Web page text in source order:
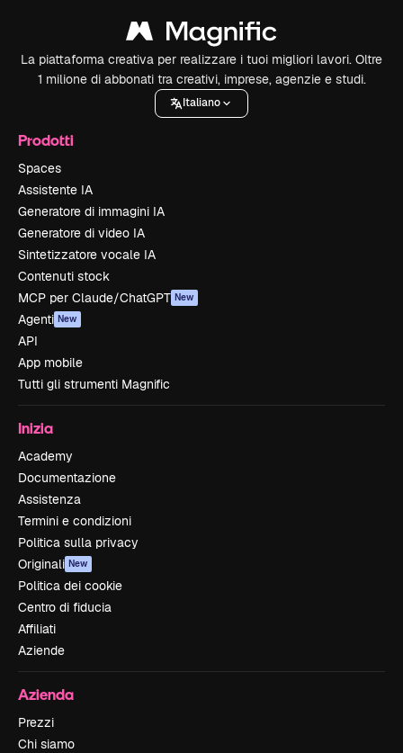
La piattaforma creativa per realizzare i tuoi migliori lavori. Oltre
1 milione di abbonati tra creativi, imprese, agenzie e studi.
Italiano
Prodotti
Spaces
Assistente IA
Generatore di immagini IA
Generatore di video IA
Sintetizzatore vocale IA
Contenuti stock
MCP per Claude/ChatGPT New
Agenti New
API
App mobile
Tutti gli strumenti Magnific
Inizia
Academy
Documentazione
Assistenza
Termini e condizioni
Politica sulla privacy
Originali New
Politica dei cookie
Centro di fiducia
Affiliati
Aziende
Azienda
Prezzi
Chi siamo